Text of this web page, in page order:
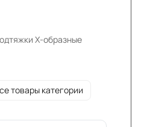
X-образные
товары категории